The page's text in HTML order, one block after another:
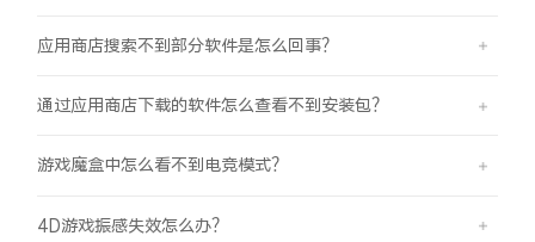
应用商店搜索不到部分软件是怎么回事？
通过应用商店下载的软件怎么查看不到安装包？
游戏魔盒中怎么看不到电竞模式？
4D游戏振感失效怎么办？